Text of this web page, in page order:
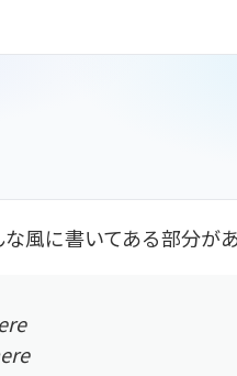
風に書いてある部分があ